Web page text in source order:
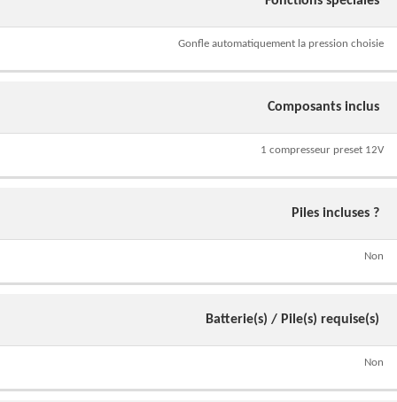
Gonfle automatiquement la pression choisie
Composants inclus
1 compresseur preset 12V
Piles incluses ?
Non
Batterie(s) / Pile(s) requise(s)
Non